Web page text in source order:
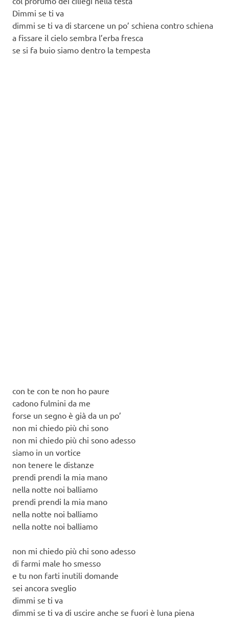
Dimmi se ti va
dimmi se ti va di starcene un po’ schiena contro schiena
a fissare il cielo sembra l’erba fresca
se si fa buio siamo dentro la tempesta
con te con te non ho paure
cadono fulmini da me
forse un segno è già da un po’
non mi chiedo più chi sono
non mi chiedo più chi sono adesso
siamo in un vortice
non tenere le distanze
prendi prendi la mia mano
nella notte noi balliamo
prendi prendi la mia mano
nella notte noi balliamo
nella notte noi balliamo
non mi chiedo più chi sono adesso
di farmi male ho smesso
e tu non farti inutili domande
sei ancora sveglio
dimmi se ti va
dimmi se ti va di uscire anche se fuori è luna piena